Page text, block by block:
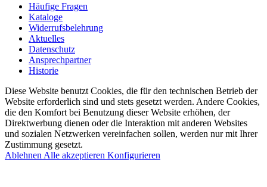
Häufige Fragen
Kataloge
Widerrufsbelehrung
Aktuelles
Datenschutz
Ansprechpartner
Historie
Diese Website benutzt Cookies, die für den technischen Betrieb der
Website erforderlich sind und stets gesetzt werden. Andere Cookies,
die den Komfort bei Benutzung dieser Website erhöhen, der
Direktwerbung dienen oder die Interaktion mit anderen Websites
und sozialen Netzwerken vereinfachen sollen, werden nur mit Ihrer
Zustimmung gesetzt.
Ablehnen Alle akzeptieren Konfigurieren